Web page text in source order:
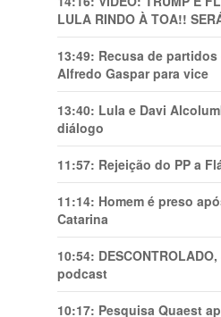
LULA RINDO À TOA!!
13:49: Recusa de
Alfredo Gaspar para vice
13:40: Lula e Davi
diálogo
11:57: Rejeição do PP a
11:14: Homem é preso
Catarina
10:54:
podcast
10:17: Pesquisa Quaest